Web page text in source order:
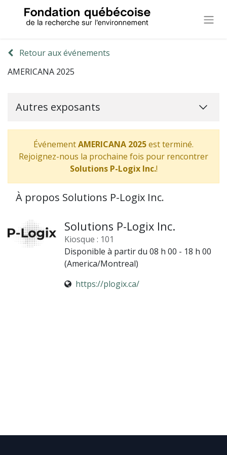
Retour aux événements
AMERICANA 2025
Autres exposants
ÉvénementAMERICANA 2025est terminé.
Rejoignez-nous la prochaine fois pour rencontrer
Solutions P-Logix Inc.!
À propos Solutions P-Logix Inc.
Solutions P-Logix Inc.
Kiosque : 101
Disponible à partir du 08 h 00 - 18 h 00
(America/Montreal)
https://plogix.ca/